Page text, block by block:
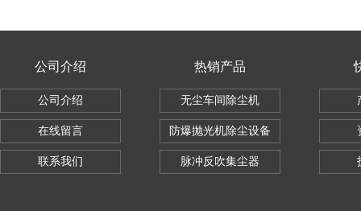
公司介绍
公司介绍
在线留言
联系我们
热销产品
无尘车间除尘机
防爆抛光机除尘设备
脉冲反吹集尘器